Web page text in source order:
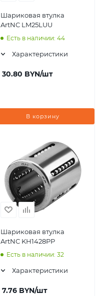
Шариковая втулка
ArtNC LM25LUU
Есть в наличии: 44
Характеристики
30.80 BYN/шт
В корзину
Шариковая втулка
ArtNC KH1428PP
Есть в наличии: 32
Характеристики
7.76 BYN/шт